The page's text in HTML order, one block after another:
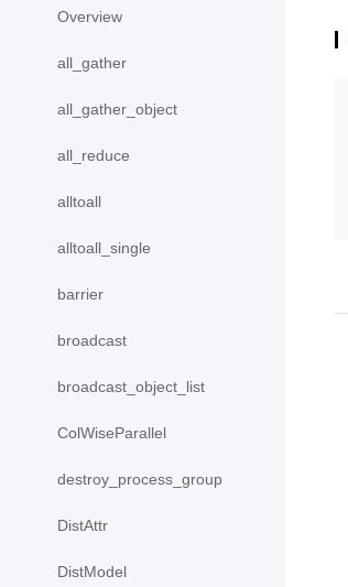
Overview
all_gather
all_gather_object
all_reduce
alltoall
alltoall_single
barrier
broadcast
broadcast_object_list
ColWiseParallel
destroy_process_group
DistAttr
DistModel